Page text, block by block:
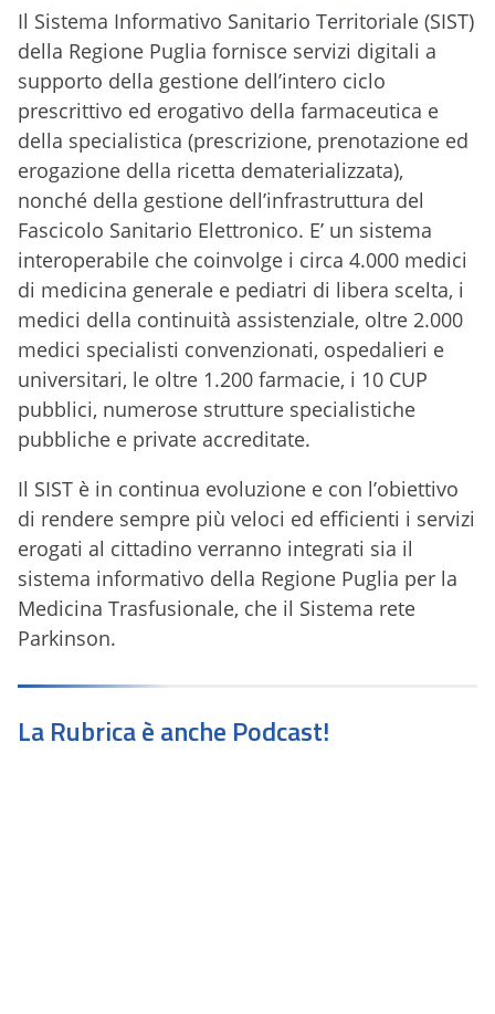
Il Sistema Informativo Sanitario Territoriale (SIST)
della Regione Puglia fornisce servizi digitali a
supporto della gestione dell’intero ciclo
prescrittivo ed erogativo della farmaceutica e
della specialistica (prescrizione, prenotazione ed
erogazione della ricetta dematerializzata),
nonché della gestione dell’infrastruttura del
Fascicolo Sanitario Elettronico. E’ un sistema
interoperabile che coinvolge i circa 4.000 medici
di medicina generale e pediatri di libera scelta, i
medici della continuità assistenziale, oltre 2.000
medici specialisti convenzionati, ospedalieri e
universitari, le oltre 1.200 farmacie, i 10 CUP
pubblici, numerose strutture specialistiche
pubbliche e private accreditate.
Il SIST è in continua evoluzione e con l’obiettivo
di rendere sempre più veloci ed efficienti i servizi
erogati al cittadino verranno integrati sia il
sistema informativo della Regione Puglia per la
Medicina Trasfusionale, che il Sistema rete
Parkinson.
La Rubrica è anche Podcast!